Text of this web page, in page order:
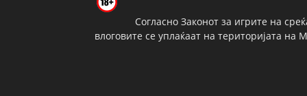
Согласно Законот за игрите на
влоговите се уплаќаат на територијата на